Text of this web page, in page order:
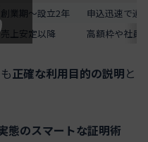
創業期～設立2年
申込迅速で通
売上安定以降 高額枠や社員
ます
正確な利用目的の説明と
態のスマートな証明術